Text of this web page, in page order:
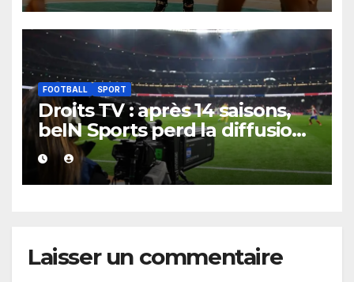
FOOTBALL SPORT
Droits TV : après 14 saisons,
beIN Sports perd la diffusion
de la Liga
Laisser un commentaire